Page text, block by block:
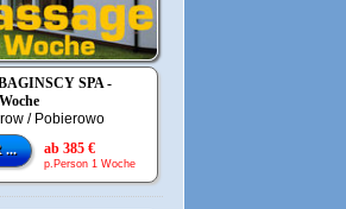
SPA -
/ Pobierowo
...
ab 385 €
p.Person 1 Woche